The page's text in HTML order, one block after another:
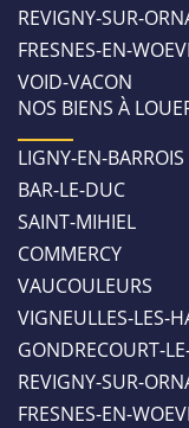
REVIGNY-SUR-
FRESNES-EN-
VOID-VACON
NOS BIENS À
LIGNY-EN-BARROIS
BAR-LE-DUC
SAINT-MIHIEL
COMMERCY
VAUCOULEURS
VIGNEULLES-LES-
GONDRECOURT-
REVIGNY-SUR-
FRESNES-EN-